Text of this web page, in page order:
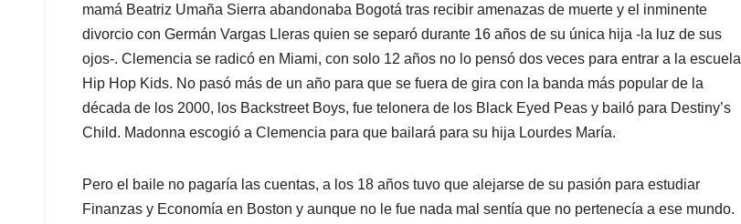
mamá Beatriz Umaña Sierra abandonaba Bogotá tras recibir amenazas de muerte y el inminente
divorcio con Germán Vargas Lleras quien se separó durante 16 años de su única hija -la luz de sus
ojos-. Clemencia se radicó en Miami, con solo 12 años no lo pensó dos veces para entrar a la escuela
Hip Hop Kids. No pasó más de un año para que se fuera de gira con la banda más popular de la
década de los 2000, los Backstreet Boys, fue telonera de los Black Eyed Peas y bailó para Destiny’s
Child. Madonna escogió a Clemencia para que bailará para su hija Lourdes María.
Pero el baile no pagaría las cuentas, a los 18 años tuvo que alejarse de su pasión para estudiar
Finanzas y Economía en Boston y aunque no le fue nada mal sentía que no pertenecía a ese mundo.